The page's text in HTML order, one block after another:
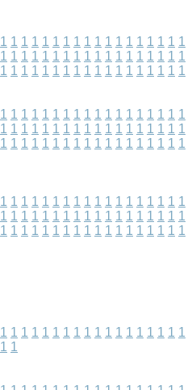
1 1 1 1 1 1 1 1 1 1 1 1 1 1 1 1 1 1
1 1 1 1 1 1 1 1 1 1 1 1 1 1 1 1 1 1
1 1 1 1 1 1 1 1 1 1 1 1 1 1 1 1 1 1
1 1 1 1 1 1 1 1 1 1 1 1 1 1 1 1 1 1
1 1 1 1 1 1 1 1 1 1 1 1 1 1 1 1 1 1
1 1 1 1 1 1 1 1 1 1 1 1 1 1 1 1 1 1
1 1 1 1 1 1 1 1 1 1 1 1 1 1 1 1 1 1
1 1 1 1 1 1 1 1 1 1 1 1 1 1 1 1 1 1
1 1 1 1 1 1 1 1 1 1 1 1 1 1 1 1 1 1
1 1 1 1 1 1 1 1 1 1 1 1 1 1 1 1 1 1
1 1